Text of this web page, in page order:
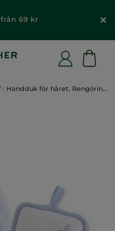
från 69 kr
BADSET : Handduk för håret, Rengöringssvamp